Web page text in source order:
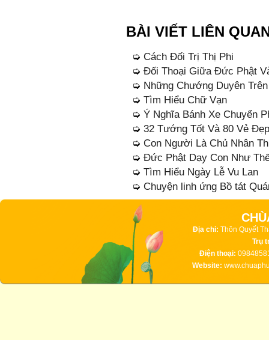
BÀI VIẾT LIÊN
➭ Cách Đối Trị Thị Phi
➭ Đối Thoại Giữa Đức Phật
➭ Những Chướng Duyên
➭ Tìm Hiểu Chữ Vạn
➭ Ý Nghĩa Bánh Xe Chuyển
➭ 32 Tướng Tốt Và 80 Vẻ
➭ Con Người Là Chủ Nhân
➭ Đức Phật Dạy Con Như
➭ Tìm Hiểu Ngày Lễ Vu Lan
➭ Chuyện linh ứng Bồ tát
Địa chỉ: Thôn Quyết
Trụ
Điện thoại:
Website: